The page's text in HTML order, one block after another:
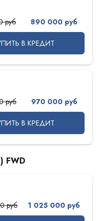
руб 890 000 руб
В КРЕДИТ
руб 970 000 руб
В КРЕДИТ
FWD
руб 1 025 000 руб